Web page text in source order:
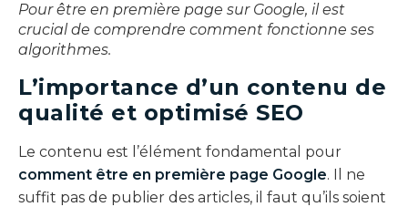
Pour être en première page sur Google, il est
crucial de comprendre comment fonctionne ses
algorithmes.
L’importance d’un contenu de
qualité et optimisé SEO
Le contenu est l’élément fondamental pour
comment être en première page Google. Il ne
suffit pas de publier des articles, il faut qu’ils soient